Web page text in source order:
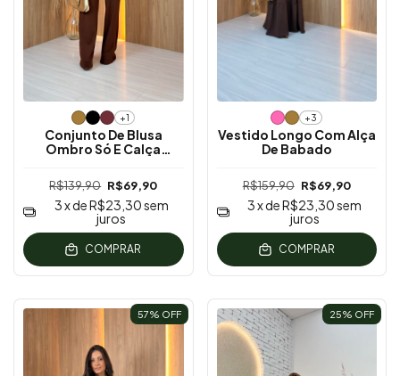
+1
Conjunto De Blusa
Ombro Só E Calça
R$139,90 R$69,90
3x deR$23,30sem
juros
COMPRAR
+3
Vestido Longo Com Alça
De Babado
R$159,90 R$69,90
3x deR$23,30sem
juros
COMPRAR
57% OFF 25% OFF